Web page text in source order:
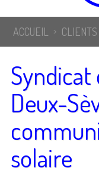
ACCUEIL CLIENTS
Syndicat
Deux-
solaire